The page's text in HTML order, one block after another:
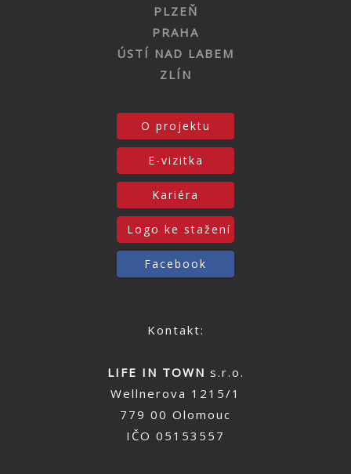
PLZEŇ
PRAHA
ÚSTÍ NAD LABEM
ZLÍN
O projektu
E-vizitka
Kariéra
Logo ke stažení
Facebook
Kontakt:
LIFE IN TOWN s.r.o.
Wellnerova 1215/1
779 00 Olomouc
IČO 05153557